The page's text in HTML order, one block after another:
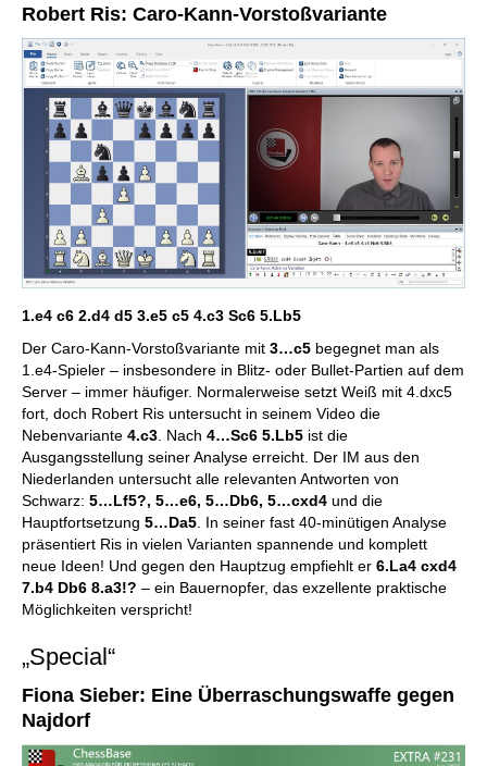
Robert Ris: Caro-Kann-Vorstoßvariante
1.e4 c6 2.d4 d5 3.e5 c5 4.c3 Sc6 5.Lb5
Der Caro-Kann-Vorstoßvariante mit 3…c5 begegnet man als
1.e4-Spieler – insbesondere in Blitz- oder Bullet-Partien auf dem
Server – immer häufiger. Normalerweise setzt Weiß mit 4.dxc5
fort, doch Robert Ris untersucht in seinem Video die
Nebenvariante 4.c3 . Nach 4…Sc6 5.Lb5 ist die
Ausgangsstellung seiner Analyse erreicht. Der IM aus den
Niederlanden untersucht alle relevanten Antworten von
Schwarz: 5…Lf5?, 5…e6, 5…Db6, 5…cxd4 und die
Hauptfortsetzung 5…Da5 . In seiner fast 40-minütigen Analyse
präsentiert Ris in vielen Varianten spannende und komplett
neue Ideen! Und gegen den Hauptzug empfiehlt er 6.La4 cxd4
7.b4 Db6 8.a3!? – ein Bauernopfer, das exzellente praktische
Möglichkeiten verspricht!
„Special“
Fiona Sieber: Eine Überraschungswaffe gegen
Najdorf